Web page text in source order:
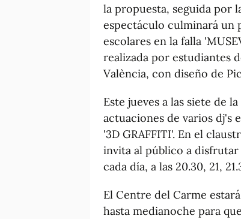
la propuesta, seguida por
espectáculo culminará un
escolares en la falla
realizada por estudiantes
València, con diseño de
Este jueves a las siete de
actuaciones de varios dj's
'3D GRAFFITI'. En el
invita al público a disfrutar
cada día, a las 20.30, 21,
El Centre del Carme
hasta medianoche para